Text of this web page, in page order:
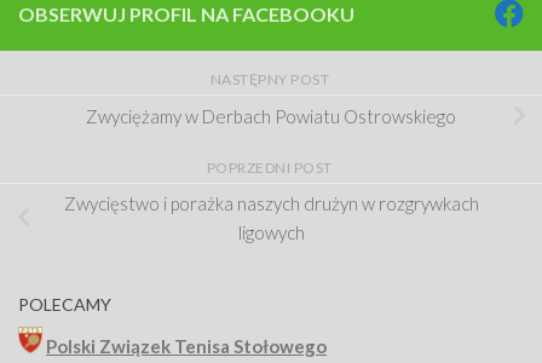
OBSERWUJ PROFIL NA FACEBOOKU
NASTĘPNY POST
Zwyciężamy w Derbach Powiatu Ostrowskiego
POPRZEDNI POST
Zwycięstwo i porażka naszych drużyn w rozgrywkach
ligowych
POLECAMY
Polski Związek Tenisa Stołowego